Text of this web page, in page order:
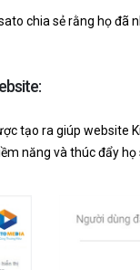
chia sẻ rằng họ đã
tạo ra giúp
năng và thúc đẩy họ